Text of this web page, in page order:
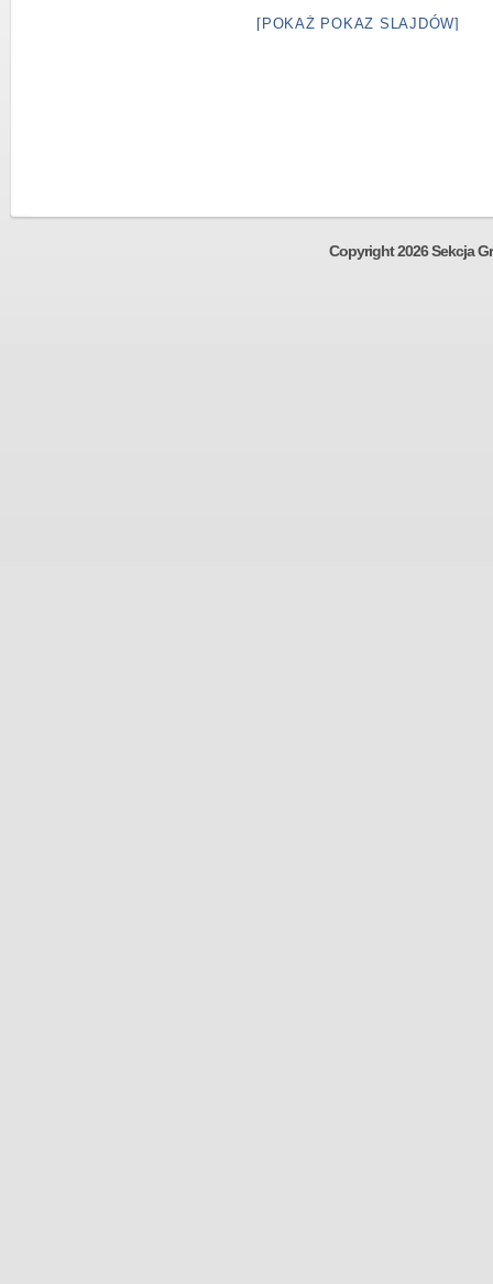
[POKAŻ POKAZ SLAJDÓW]
Copyright 2026 Sekcja